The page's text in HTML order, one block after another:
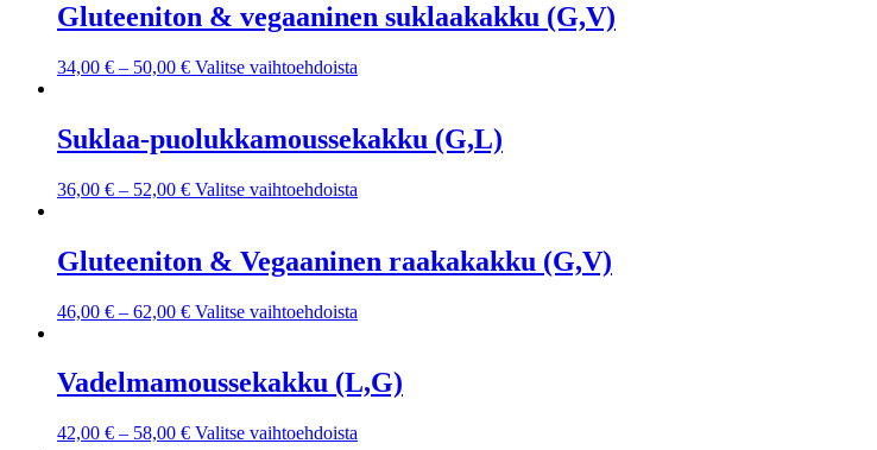
Gluteeniton & vegaaninen suklaakakku (G,V)
34,00 € – 50,00 € Valitse vaihtoehdoista
Suklaa-puolukkamoussekakku (G,L)
36,00 € – 52,00 € Valitse vaihtoehdoista
Gluteeniton & Vegaaninen raakakakku (G,V)
46,00 € – 62,00 € Valitse vaihtoehdoista
Vadelmamoussekakku (L,G)
42,00 € – 58,00 € Valitse vaihtoehdoista